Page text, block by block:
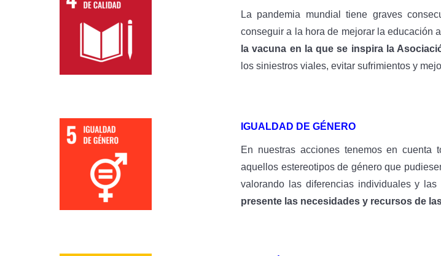
La pandemia mundial tiene graves
conseguir a la hora de mejorar la educación
la vacuna en la que se inspira la
los siniestros viales, evitar sufrimientos y
IGUALDAD DE GÉNERO
En nuestras acciones tenemos en cuenta
aquellos estereotipos de género que
valorando las diferencias individuales y las
presente las necesidades y recursos de